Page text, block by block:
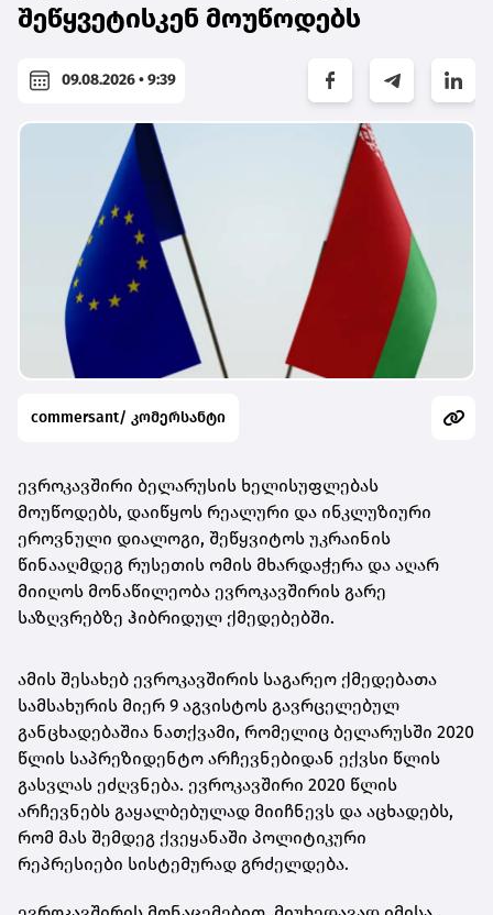
შეწყვეტისკენ მოუწოდებს
09.08.2026 • 9:39
commersant/ კომერსანტი
ევროკავშირი ბელარუსის ხელისუფლებას
მოუწოდებს, დაიწყოს რეალური და ინკლუზიური
ეროვნული დიალოგი, შეწყვიტოს უკრაინის
წინააღმდეგ რუსეთის ომის მხარდაჭერა და აღარ
მიიღოს მონაწილეობა ევროკავშირის გარე
საზღვრებზე ჰიბრიდულ ქმედებებში.
ამის შესახებ ევროკავშირის საგარეო ქმედებათა
სამსახურის მიერ 9 აგვისტოს გავრცელებულ
განცხადებაშია ნათქვამი, რომელიც ბელარუსში 2020
წლის საპრეზიდენტო არჩევნებიდან ექვსი წლის
გასვლას ეძღვნება. ევროკავშირი 2020 წლის
არჩევნებს გაყალბებულად მიიჩნევს და აცხადებს,
რომ მას შემდეგ ქვეყანაში პოლიტიკური
რეპრესიები სისტემურად გრძელდება.